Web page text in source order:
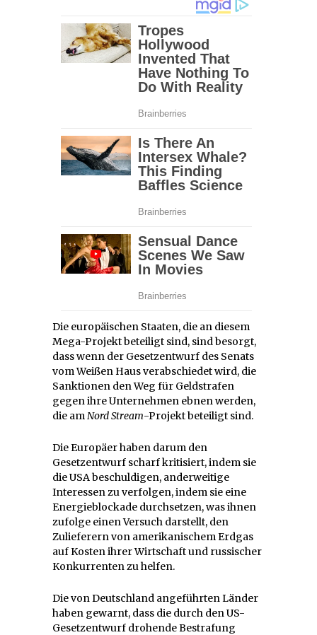
Die europäischen Staaten, die an diesem
Mega-Projekt beteiligt sind, sind besorgt,
dass wenn der Gesetzentwurf des Senats
vom Weißen Haus verabschiedet wird, die
Sanktionen den Weg für Geldstrafen
gegen ihre Unternehmen ebnen werden,
die amNord Stream-Projekt beteiligt sind.
Die Europäer haben darum den
Gesetzentwurf scharf kritisiert, indem sie
die USA beschuldigen, anderweitige
Interessen zu verfolgen, indem sie eine
Energieblockade durchsetzen, was ihnen
zufolge einen Versuch darstellt, den
Zulieferern von amerikanischem Erdgas
auf Kosten ihrer Wirtschaft und russischer
Konkurrenten zu helfen.
Die von Deutschland angeführten Länder
haben gewarnt, dass die durch den US-
Gesetzentwurf drohende Bestrafung